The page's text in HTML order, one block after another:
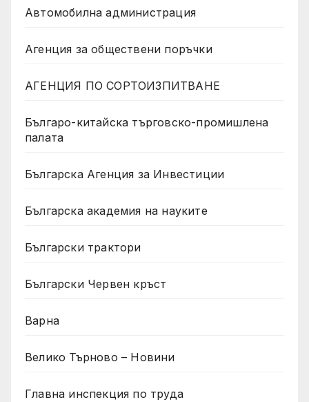
Автомобилна администрация
Агенция за обществени поръчки
АГЕНЦИЯ ПО СОРТОИЗПИТВАНЕ
Българо-китайска търговско-промишлена
палата
Българска Агенция за Инвестиции
Българска академия на науките
Български трактори
Български Червен кръст
Варна
Велико Търново – Новини
Главна инспекция по труда